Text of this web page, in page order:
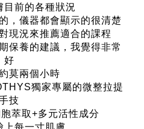
目前的各種狀況
，儀器都會顯示的很清楚
現況來推薦適合的課程
保養的建議，我覺得非常
好
莫兩個小時
獨家專屬的微整拉提
技
萃取+多元活性成分